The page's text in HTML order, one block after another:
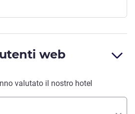
web
valutato il nostro hotel